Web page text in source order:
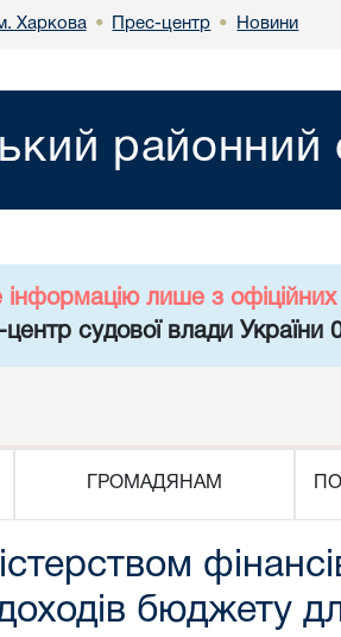
Харкова • Прес-центр • Новини
інформацію лише з
судової влади України
ГРОМАДЯНАМ
бюджету